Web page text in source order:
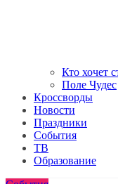
Кто хочет
Поле Чудес
Кроссворды
Новости
Праздники
События
ТВ
Образование